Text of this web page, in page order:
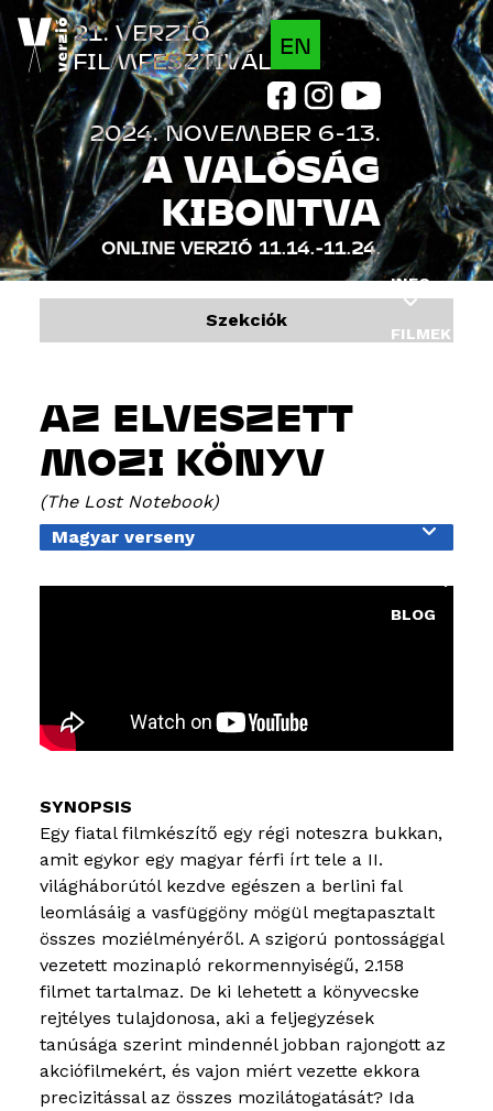
Jump to navigation
INFO
FILMEK
BLOG
ONLINE VERZIÓ 11.14.-11.24.
A VALÓSÁG
KIBONTVA
EN
21. VERZIÓ
FILMFESZTIVÁL
2024. NOVEMBER 6-13.
Szekciók
AZ ELVESZETT
MOZI KÖNYV
The Lost Notebook
Magyar verseny
Egy fiatal filmkészítő egy régi noteszra bukkan,
amit egykor egy magyar férfi írt tele a II.
világháborútól kezdve egészen a berlini fal
leomlásáig a vasfüggöny mögül megtapasztalt
összes moziélményéről. A szigorú pontossággal
vezetett mozinapló rekormennyiségű, 2.158
filmet tartalmaz. De ki lehetett a könyvecske
rejtélyes tulajdonosa, aki a feljegyzések
tanúsága szerint mindennél jobban rajongott az
akciófilmekért, és vajon miért vezette ekkora
precizitással az összes mozilátogatását? Ida